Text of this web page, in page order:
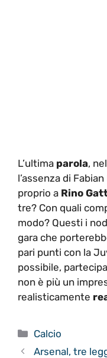
L’ultima parola,
l’assenza di
proprio a Rino
tre? Con quali
modo? Questi i
gara che
pari punti con la
possibile,
non è più un
realisticamente
Categorie
Calcio
Arsenal, tre